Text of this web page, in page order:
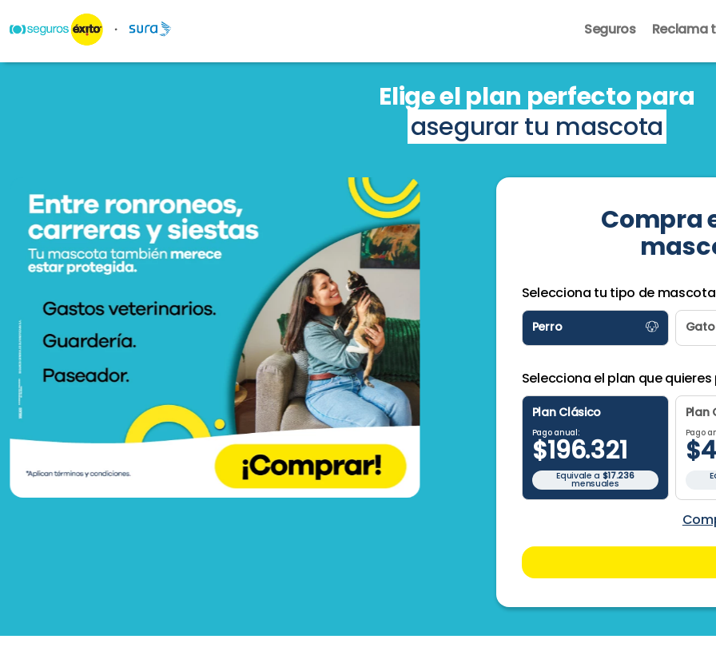
Seguros Reclama
Elige el plan perfecto para
asegurar tu mascota
Compra
Selecciona tu tipo de
Perro Gato
Selecciona el plan que
Plan Clásico
Pago anual:
$196.321
Equivale a $17.236
mensuales
Plan
Pago
$